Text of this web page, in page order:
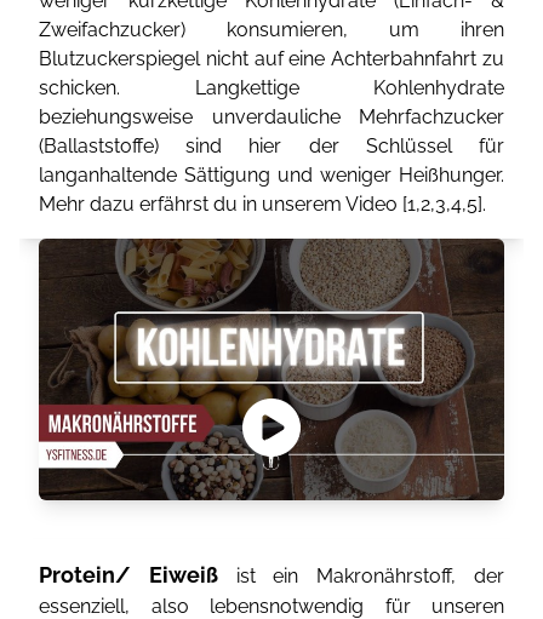
Zweifachzucker) konsumieren, um ihren
Blutzuckerspiegel nicht auf eine Achterbahnfahrt zu
schicken. Langkettige Kohlenhydrate
beziehungsweise unverdauliche Mehrfachzucker
(Ballaststoffe) sind hier der Schlüssel für
langanhaltende Sättigung und weniger Heißhunger.
Mehr dazu erfährst du in unserem Video [1,2,3,4,5].
Protein/ Eiweißist ein Makronährstoff, der
essenziell, also lebensnotwendig für unseren